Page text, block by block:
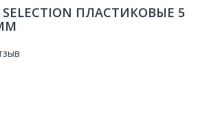
ПЛАСТИКОВЫЕ 5